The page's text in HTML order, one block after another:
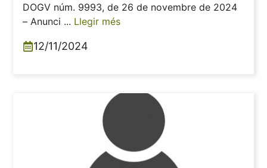
DOGV núm. 9993, de 26 de novembre de 2024
– Anunci ... Llegir més
12/11/2024